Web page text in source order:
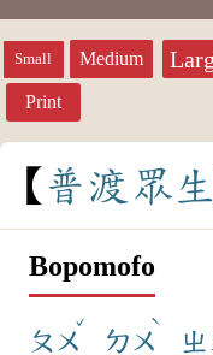
Small Medium
Print
普渡 眾生
Bopomofo
ㄆㄨ
ˇ
ㄉㄨ
ˋ
ㄓ